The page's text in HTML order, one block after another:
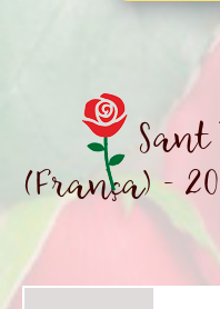
Sant
(França) -